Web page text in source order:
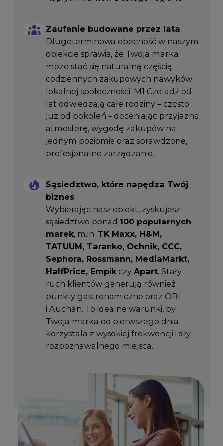
Zaufanie budowane przez lata
Długoterminowa obecność w naszym
obiekcie sprawia, że Twoja marka
może stać się naturalną częścią
codziennych zakupowych nawyków
lokalnej społeczności. M1 Czeladź od
lat odwiedzają całe rodziny – często
już od pokoleń – doceniając przyjazną
atmosferę, wygodę zakupów na
jednym poziomie oraz sprawdzone,
profesjonalne zarządzanie.
Sąsiedztwo, które napędza Twój
biznes
Wybierając nasz obiekt, zyskujesz
sąsiedztwo ponad 100 popularnych
marek, m.in. TK Maxx, H&M,
TATUUM, Taranko, Ochnik, CCC,
Sephora, Rossmann, MediaMarkt,
HalfPrice, Empikczy Apart. Stały
ruch klientów generują również
punkty gastronomiczne oraz OBI
i Auchan. To idealne warunki, by
Twoja marka od pierwszego dnia
korzystała z wysokiej frekwencji i siły
rozpoznawalnego miejsca.